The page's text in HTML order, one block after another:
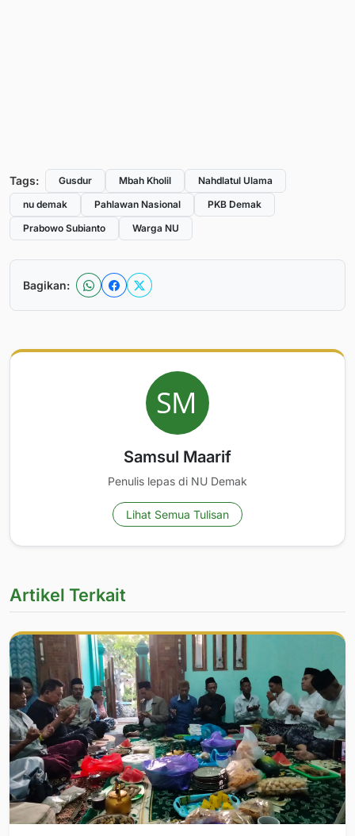
Tags: Gusdur Mbah Kholil
Nahdlatul Ulama
nu demak
Pahlawan Nasional
PKB Demak
Prabowo Subianto
Warga NU
Bagikan:
Samsul Maarif
Penulis lepas di NU Demak
Lihat Semua Tulisan
Artikel Terkait